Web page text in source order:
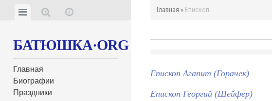
БАТЮШКА·ORG
Главная
Биографии
Праздники
Главная » Епископ
Епископ Агапит (Горачек)
Епископ Георгий (Шейфер)